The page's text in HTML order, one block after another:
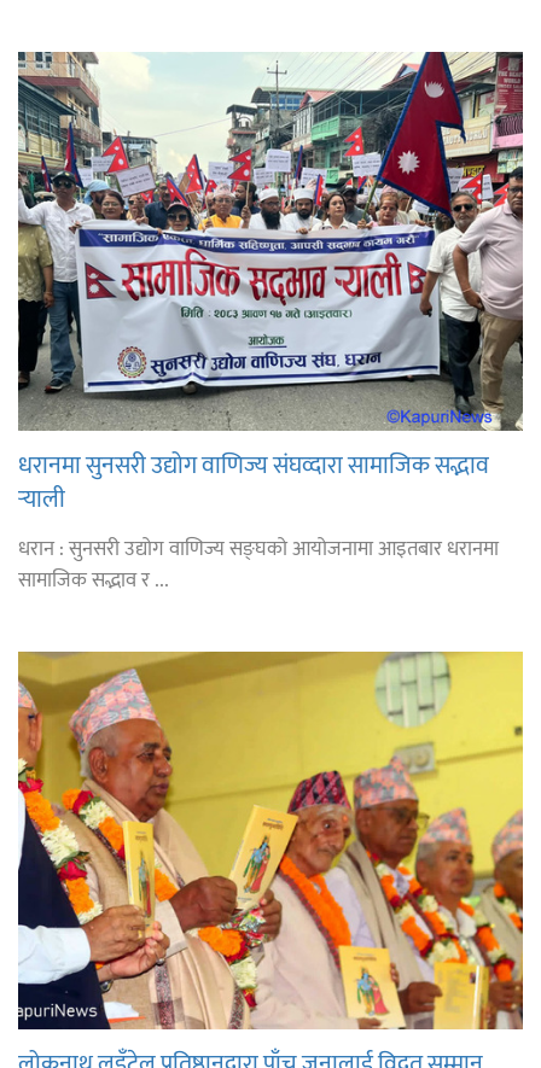
धरानमा सुनसरी उद्योग वाणिज्य संघव्दारा सामाजिक सद्भाव
र्‍याली
धरान : सुनसरी उद्योग वाणिज्य सङ्घको आयोजनामा आइतबार धरानमा
सामाजिक सद्भाव र ...